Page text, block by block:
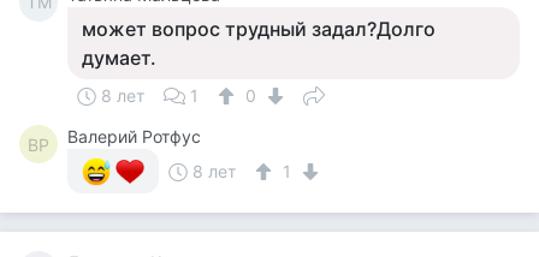
может вопрос трудный задал?Долго
думает.
8 лет 1 0
ВР
Валерий Ротфус
8 лет
1